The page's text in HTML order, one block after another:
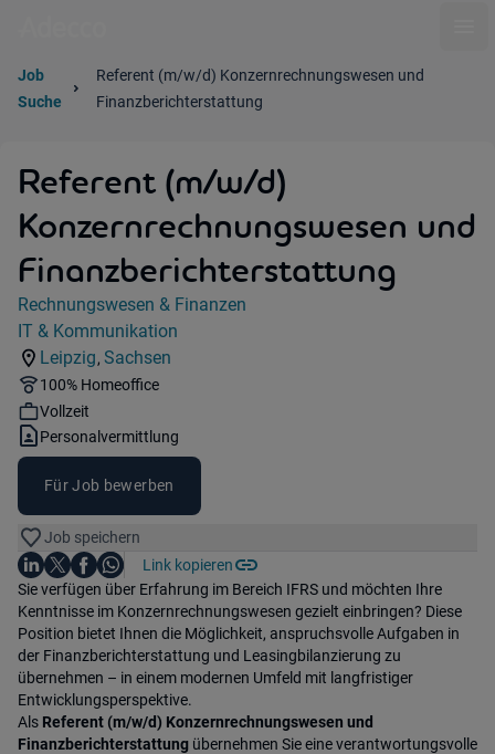
Job
Suche
Referent (m/w/d) Konzernrechnungswesen und
Finanzberichterstattung
Referent (m/w/d)
Konzernrechnungswesen und
Finanzberichterstattung
Jobdetails
Kategorie:
Rechnungswesen & Finanzen
Industry:
IT & Kommunikation
Standorte:
Leipzig,
Region:
Sachsen
Remote Option:
100% Homeoffice
Workhours:
Vollzeit
Vertragsart:
Personalvermittlung
Für Job bewerben
Job speichern
Teile diesen Job
Auf LinkedIn teilen
Auf X teilen
Auf Facebook teilen
Auf WhatsApp teilen
Link kopieren
Einleitung
Sie verfügen über Erfahrung im Bereich IFRS und möchten Ihre
Kenntnisse im Konzernrechnungswesen gezielt einbringen? Diese
Position bietet Ihnen die Möglichkeit, anspruchsvolle Aufgaben in
der Finanzberichterstattung und Leasingbilanzierung zu
übernehmen – in einem modernen Umfeld mit langfristiger
Entwicklungsperspektive.
Als Referent (m/w/d) Konzernrechnungswesen und
Finanzberichterstattung übernehmen Sie eine verantwortungsvolle